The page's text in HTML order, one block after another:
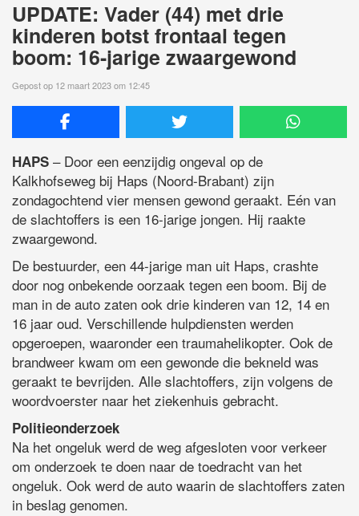
UPDATE: Vader (44) met drie
kinderen botst frontaal tegen
boom: 16-jarige zwaargewond
Gepost op 12 maart 2023 om 12:45
HAPS – Door een eenzijdig ongeval op de
Kalkhofseweg bij Haps (Noord-Brabant) zijn
zondagochtend vier mensen gewond geraakt. Eén van
de slachtoffers is een 16-jarige jongen. Hij raakte
zwaargewond.
De bestuurder, een 44-jarige man uit Haps, crashte
door nog onbekende oorzaak tegen een boom. Bij de
man in de auto zaten ook drie kinderen van 12, 14 en
16 jaar oud. Verschillende hulpdiensten werden
opgeroepen, waaronder een traumahelikopter. Ook de
brandweer kwam om een gewonde die bekneld was
geraakt te bevrijden. Alle slachtoffers, zijn volgens de
woordvoerster naar het ziekenhuis gebracht.
Politieonderzoek
Na het ongeluk werd de weg afgesloten voor verkeer
om onderzoek te doen naar de toedracht van het
ongeluk. Ook werd de auto waarin de slachtoffers zaten
in beslag genomen.